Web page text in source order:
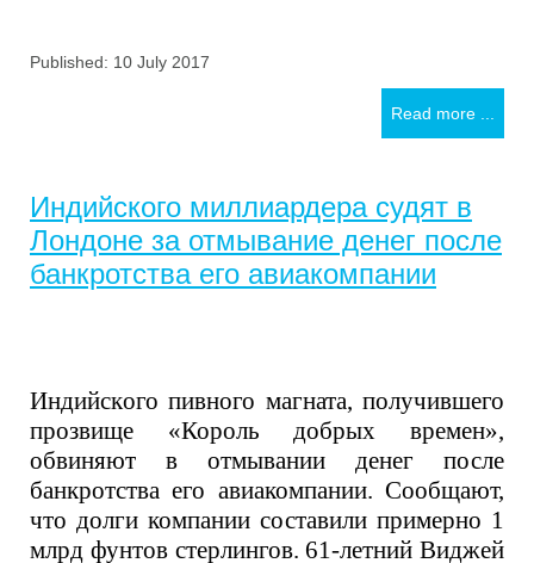
Published: 10 July 2017
Read more ...
Индийского миллиардера судят в
Лондоне за отмывание денег после
банкротства его авиакомпании
Индийского пивного магната, получившего
прозвище «Король добрых времен»,
обвиняют в отмывании денег после
банкротства его авиакомпании. Сообщают,
что долги компании составили примерно 1
млрд фунтов стерлингов. 61-летний Виджей